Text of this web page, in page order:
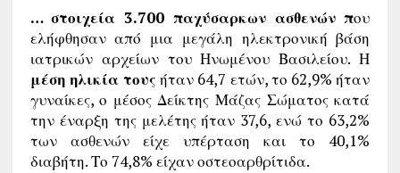
… στοιχεία 3.700 παχύσαρκων ασθενών που
ελήφθησαν από μια μεγάλη ηλεκτρονική βάση
ιατρικών αρχείων του Ηνωμένου Βασιλείου. Η
μέση ηλικία τους ήταν 64,7 ετών, το 62,9% ήταν
γυναίκες, ο μέσος Δείκτης Μάζας Σώματος κατά
την έναρξη της μελέτης ήταν 37,6, ενώ το 63,2%
των ασθενών είχε υπέρταση και το 40,1%
διαβήτη. Το 74,8% είχαν οστεοαρθρίτιδα.